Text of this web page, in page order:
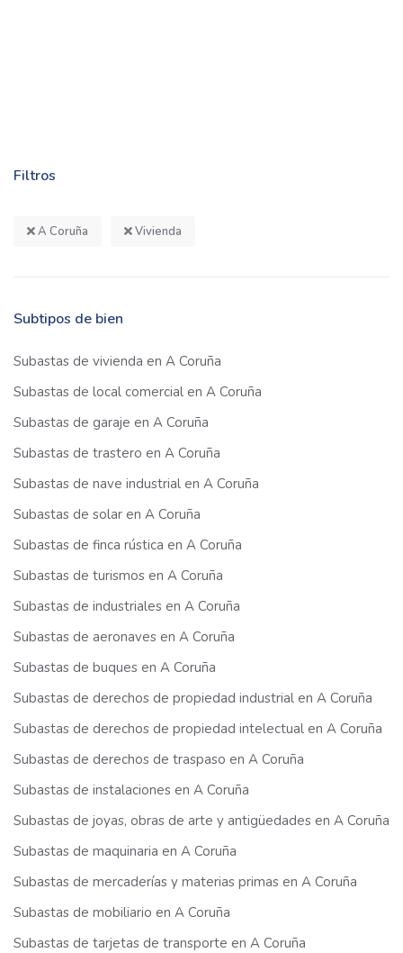
Filtros
A Coruña Vivienda
Subtipos de bien
Subastas de vivienda en A Coruña
Subastas de local comercial en A Coruña
Subastas de garaje en A Coruña
Subastas de trastero en A Coruña
Subastas de nave industrial en A Coruña
Subastas de solar en A Coruña
Subastas de finca rústica en A Coruña
Subastas de turismos en A Coruña
Subastas de industriales en A Coruña
Subastas de aeronaves en A Coruña
Subastas de buques en A Coruña
Subastas de derechos de propiedad industrial en A Coruña
Subastas de derechos de propiedad intelectual en A Coruña
Subastas de derechos de traspaso en A Coruña
Subastas de instalaciones en A Coruña
Subastas de joyas, obras de arte y antigüedades en A Coruña
Subastas de maquinaria en A Coruña
Subastas de mercaderías y materias primas en A Coruña
Subastas de mobiliario en A Coruña
Subastas de tarjetas de transporte en A Coruña